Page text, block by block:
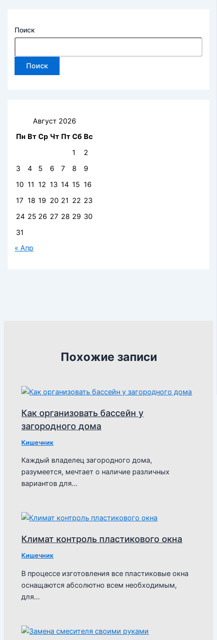
Поиск
Поиск
Август 2026
Пн Вт Ср Чт Пт Сб Вс
1
2
3
4 5 6 7 8
9
10 11 12 13 14 15 16
17 18 19 20 21 22 23
24 25 26 27 28 29 30
31
« Апр
Похожие записи
Как организовать бассейн у
загородного дома
Кишечник
Каждый владелец загородного дома,
разумеется, мечтает о наличие различных
вариантов для…
Климат контроль пластикового окна
Кишечник
В процессе изготовления все пластиковые окна
оснащаются абсолютно всем необходимым,
для…